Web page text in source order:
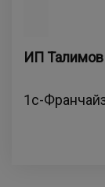
ИП
1с-